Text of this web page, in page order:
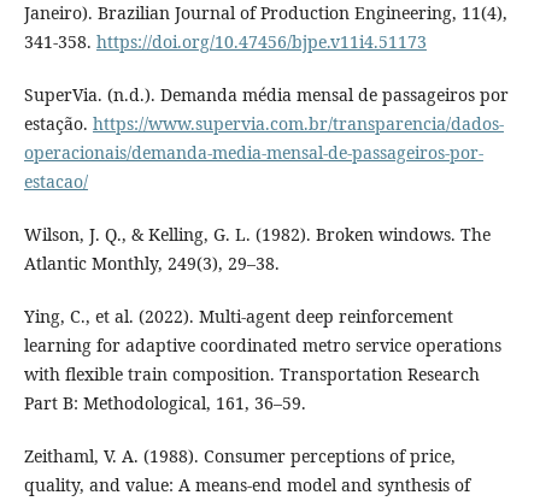
Janeiro). Brazilian Journal of Production Engineering, 11(4),
341-358. https://doi.org/10.47456/bjpe.v11i4.51173
SuperVia. (n.d.). Demanda média mensal de passageiros por
estação. https://www.supervia.com.br/transparencia/dados-
operacionais/demanda-media-mensal-de-passageiros-por-
estacao/
Wilson, J. Q., & Kelling, G. L. (1982). Broken windows. The
Atlantic Monthly, 249(3), 29–38.
Ying, C., et al. (2022). Multi-agent deep reinforcement
learning for adaptive coordinated metro service operations
with flexible train composition. Transportation Research
Part B: Methodological, 161, 36–59.
Zeithaml, V. A. (1988). Consumer perceptions of price,
quality, and value: A means-end model and synthesis of